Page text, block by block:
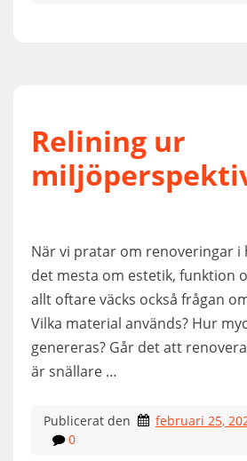
Relining ur
När vi pratar om renoveringar
det mesta om estetik, funktion
allt oftare väcks också frågan
Vilka material används? Hur
genereras? Går det att
är snällare …
Publicerat den februari 25,
0